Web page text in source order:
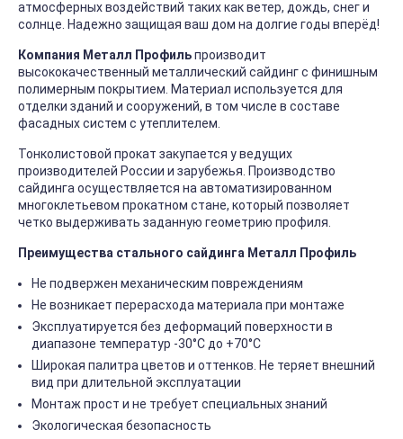
атмосферных воздействий таких как ветер, дождь, снег и
солнце. Надежно защищая ваш дом на долгие годы вперёд!
Компания Металл Профильпроизводит
высококачественный металлический сайдинг с финишным
полимерным покрытием. Материал используется для
отделки зданий и сооружений, в том числе в составе
фасадных систем с утеплителем.
Тонколистовой прокат закупается у ведущих
производителей России и зарубежья. Производство
сайдинга осуществляется на автоматизированном
многоклетьевом прокатном стане, который позволяет
четко выдерживать заданную геометрию профиля.
Преимущества стального сайдинга Металл Профиль
Не подвержен механическим повреждениям
Не возникает перерасхода материала при монтаже
Эксплуатируется без деформаций поверхности в
диапазоне температур -30°C до +70°C
Широкая палитра цветов и оттенков. Не теряет внешний
вид при длительной эксплуатации
Монтаж прост и не требует специальных знаний
Экологическая безопасность